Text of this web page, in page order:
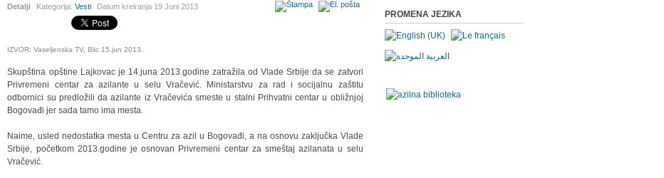
Detalji Kategorija:Vesti Datum kreiranja 19 Juni 2013
IZVOR: Vaseljenska TV, Blic 15.jun 2013.
Skupština opštine Lajkovac je 14.juna 2013.godine zatražila od Vlade Srbije da se zatvori
Privremeni centar za azilante u selu Vračević. Ministarstvu za rad i socijalnu zaštitu
odbornici su predložili da azilante iz Vračevića smeste u stalni Prihvatni centar u obližnjoj
Bogovađi jer sada tamo ima mesta.
Naime, usled nedostatka mesta u Centru za azil u Bogovađi, a na osnovu zaključka Vlade
Srbije, početkom 2013.godine je osnovan Privremeni centar za smeštaj azilanata u selu
Vračević.
PROMENA JEZIKA